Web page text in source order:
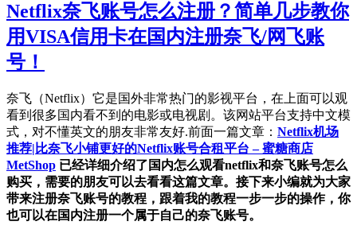
Netflix奈飞账号怎么注册？简单几步教你
用VISA信用卡在国内注册奈飞/网飞账
号！
奈飞（Netflix）它是国外非常热门的影视平台，在上面可以观
看到很多国内看不到的电影或电视剧。该网站平台支持中文模
式，对不懂英文的朋友非常友好.前面一篇文章： Netflix机场
推荐|比奈飞小铺更好的Netflix账号合租平台 – 蜜糖商店
MetShop 已经详细介绍了国内怎么观看netflix和奈飞账号怎么
购买，需要的朋友可以去看看这篇文章。接下来小编就为大家
带来注册奈飞账号的教程，跟着我的教程一步一步的操作，你
也可以在国内注册一个属于自己的奈飞账号。